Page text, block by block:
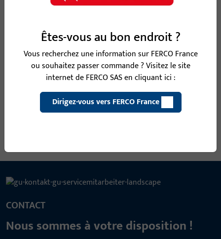
B-78410-0M-0-1 | Carré fileté béquille/bouton
| CARRE FILETE 8 MM L135
Voir toutes les variantes
CONTACT
Nous sommes à votre disposition !
Êtes-vous au bon endroit ?
Vous recherchez une information sur FERCO France
ou souhaitez passer commande ? Visitez le site
internet de FERCO SAS en cliquant ici :
Dirigez-vous vers FERCO France